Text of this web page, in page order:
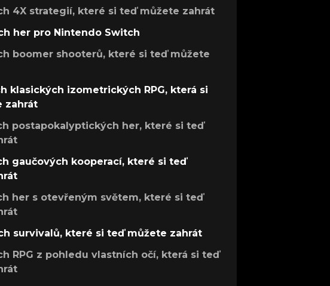
4X strategií, které si teď můžete zahrát
her pro Nintendo Switch
boomer shooterů, které si teď můžete
klasických izometrických RPG, která si
zahrát
postapokalyptických her, které si teď
gaučových kooperací, které si teď
her s otevřeným světem, které si teď
survivalů, které si teď můžete zahrát
RPG z pohledu vlastních očí, která si teď